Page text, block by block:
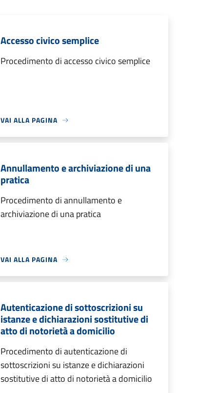
Accesso civico semplice
Procedimento di accesso civico semplice
VAI ALLA PAGINA
Annullamento e archiviazione di una
pratica
Procedimento di annullamento e
archiviazione di una pratica
VAI ALLA PAGINA
Autenticazione di sottoscrizioni su
istanze e dichiarazioni sostitutive di
atto di notorietà a domicilio
Procedimento di autenticazione di
sottoscrizioni su istanze e dichiarazioni
sostitutive di atto di notorietà a domicilio